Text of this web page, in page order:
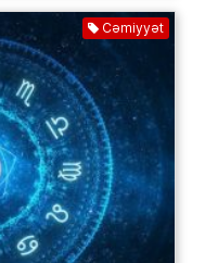
Cəmiyyət